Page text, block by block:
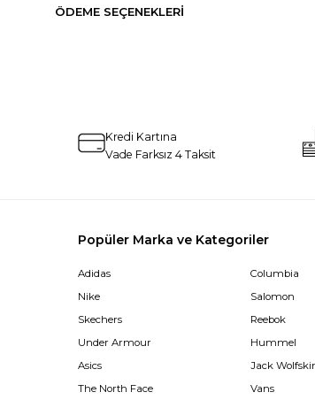
ÖDEME SEÇENEKLERI
Kredi Kartına
Vade Farksız 4 Taksit
Popüler Marka ve Kategoriler
Adidas
Nike
Skechers
Under Armour
Asics
The North Face
Columbia
Salomon
Reebok
Hummel
Jack
Vans